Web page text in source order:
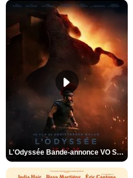
L'Odyssée Bande-annonce VO STFR